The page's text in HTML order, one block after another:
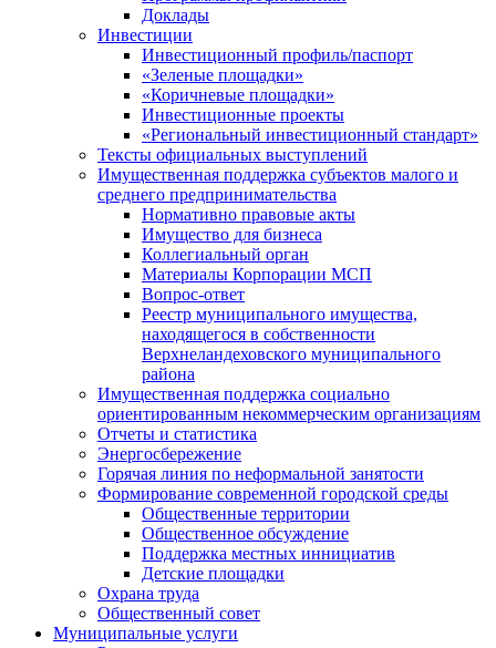
Доклады
Инвестиции
Инвестиционный профиль/паспорт
«Зеленые площадки»
«Коричневые площадки»
Инвестиционные проекты
«Региональный инвестиционный стандарт»
Тексты официальных выступлений
Имущественная поддержка субъектов малого и
среднего предпринимательства
Нормативно правовые акты
Имущество для бизнеса
Коллегиальный орган
Материалы Корпорации МСП
Вопрос-ответ
Реестр муниципального имущества,
находящегося в собственности
Верхнеландеховского муниципального
района
Имущественная поддержка социально
ориентированным некоммерческим организациям
Отчеты и статистика
Энергосбережение
Горячая линия по неформальной занятости
Формирование современной городской среды
Общественные территории
Общественное обсуждение
Поддержка местных иннициатив
Детские площадки
Охрана труда
Общественный совет
Муниципальные услуги